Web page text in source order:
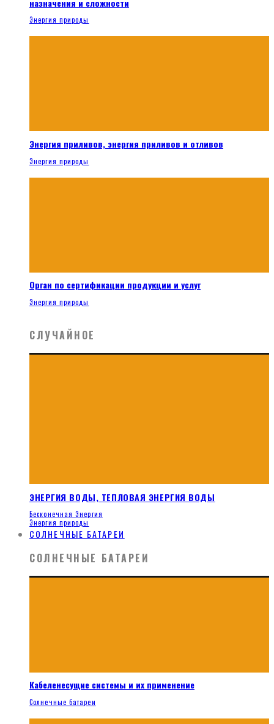
назначения и сложности
Энергия природы
Энергия приливов, энергия приливов и отливов
Энергия природы
Орган по сертификации продукции и услуг
Энергия природы
СЛУЧАЙНОЕ
ЭНЕРГИЯ ВОДЫ, ТЕПЛОВАЯ ЭНЕРГИЯ ВОДЫ
Бесконечная Энергия
Энергия природы
СОЛНЕЧНЫЕ БАТАРЕИ
СОЛНЕЧНЫЕ БАТАРЕИ
Кабеленесущие системы и их применение
Солнечные батареи